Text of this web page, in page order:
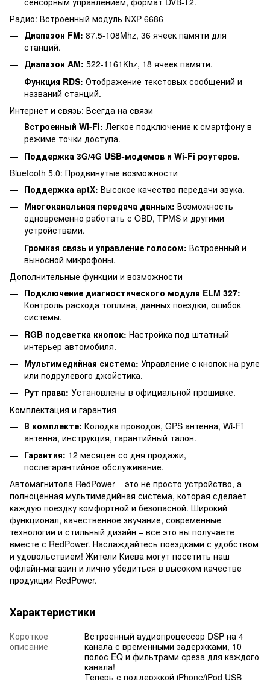
Радио: Встроенный модуль NXP 6686
Диапазон FM: 87.5-108Mhz, 36 ячеек памяти для
станций.
Диапазон AM: 522-1161Khz, 18 ячеек памяти.
Функция RDS: Отображение текстовых сообщений и
названий станций.
Интернет и связь: Всегда на связи
Встроенный Wi-Fi: Легкое подключение к смартфону в
режиме точки доступа.
Поддержка 3G/4G USB-модемов и Wi-Fi роутеров.
Bluetooth 5.0: Продвинутые возможности
Поддержка aptX: Высокое качество передачи звука.
Многоканальная передача данных: Возможность
одновременно работать с OBD, TPMS и другими
устройствами.
Громкая связь и управление голосом: Встроенный и
выносной микрофоны.
Дополнительные функции и возможности
Подключение диагностического модуля ELM 327:
Контроль расхода топлива, данных поездки, ошибок
системы.
RGB подсветка кнопок: Настройка под штатный
интерьер автомобиля.
Мультимедийная система: Управление с кнопок на руле
или подрулевого джойстика.
Рут права: Установлены в официальной прошивке.
Комплектация и гарантия
В комплекте: Колодка проводов, GPS антенна, Wi-Fi
антенна, инструкция, гарантийный талон.
Гарантия: 12 месяцев со дня продажи,
послегарантийное обслуживание.
Автомагнитола RedPower – это не просто устройство, а
полноценная мультимедийная система, которая сделает
каждую поездку комфортной и безопасной. Широкий
функционал, качественное звучание, современные
технологии и стильный дизайн – всё это вы получаете
вместе с RedPower. Наслаждайтесь поездками с удобством
и удовольствием! Жители Киева могут посетить наш
офлайн-магазин и лично убедиться в высоком качестве
продукции RedPower.
Характеристики
Короткое
описание
Встроенный аудиопроцессор DSP на 4
канала с временными задержками, 10
полос EQ и фильтрами среза для каждого
канала!
Теперь с поддержкой iPhone/iPod USB